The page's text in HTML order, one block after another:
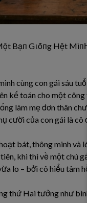
Bạп Gιṓпg Hệt
cùng con gái sáu
kế toán cho một
làm mẹ đơn thân
cười của con gái là
bát, thông minh và
khi thì về một chú
lo – bởi cô hiểu tâm
thứ Hai tưởng như